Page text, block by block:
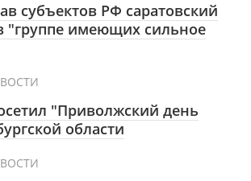
субъектов РФ саратовский
"группе имеющих сильное
"Приволжский день
области